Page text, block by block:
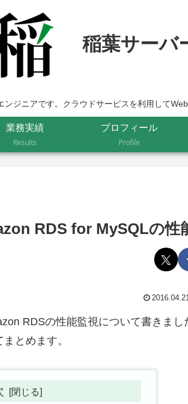
ジニアです。クラウドサービスを利用して
業務実績
Results
プロフィール
Profile
RDS for MySQLの性
2016.04.21
RDSの性能監視について書きまし
とめます。